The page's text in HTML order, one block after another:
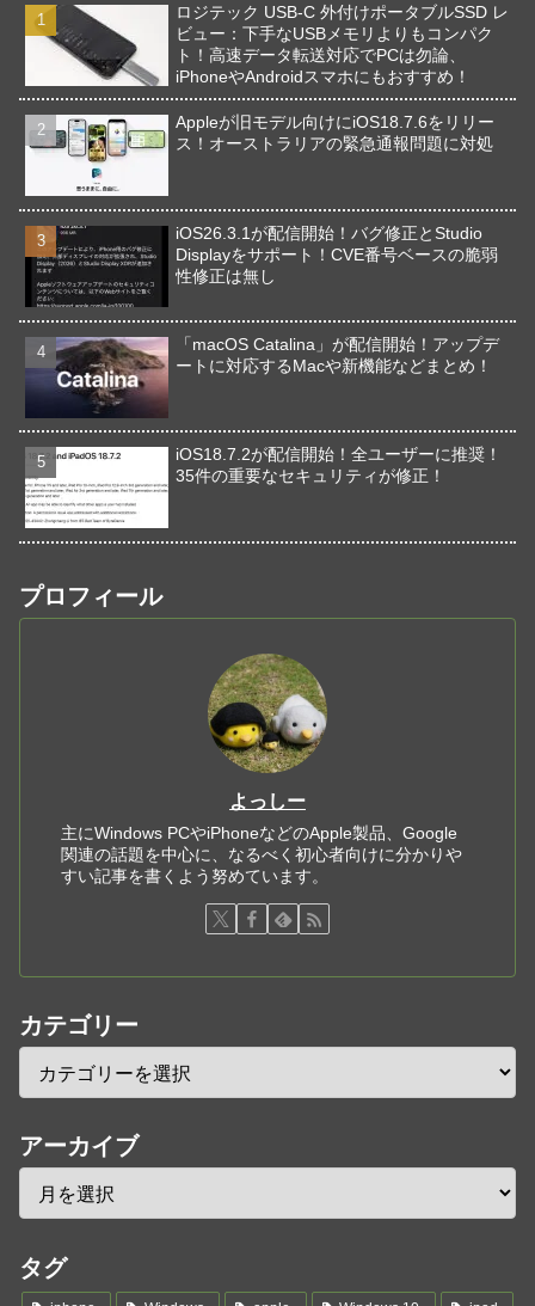
ロジテック USB-C 外付けポータブルSSD レ
ビュー：下手なUSBメモリよりもコンパク
ト！高速データ転送対応でPCは勿論、
iPhoneやAndroidスマホにもおすすめ！
Appleが旧モデル向けにiOS18.7.6をリリー
ス！オーストラリアの緊急通報問題に対処
iOS26.3.1が配信開始！バグ修正とStudio
Displayをサポート！CVE番号ベースの脆弱
性修正は無し
「macOS Catalina」が配信開始！アップデ
ートに対応するMacや新機能などまとめ！
iOS18.7.2が配信開始！全ユーザーに推奨！
35件の重要なセキュリティが修正！
プロフィール
よっしー
主にWindows PCやiPhoneなどのApple製品、Google
関連の話題を中心に、なるべく初心者向けに分かりや
すい記事を書くよう努めています。
カテゴリー
アーカイブ
タグ